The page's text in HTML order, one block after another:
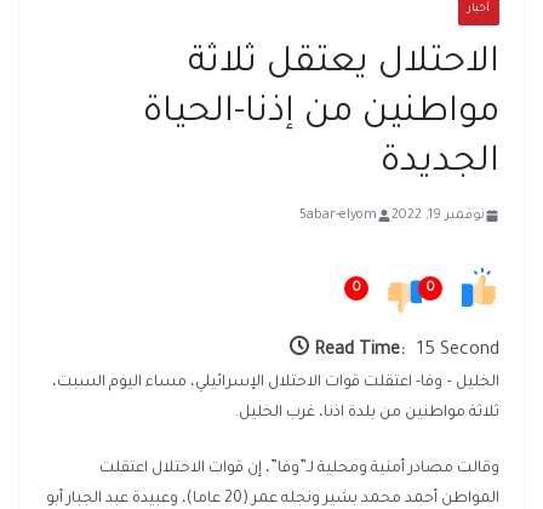
أخبار
الاحتلال يعتقل ثلاثة
مواطنين من إذنا-الحياة
الجديدة
نوفمبر 19, 2022 5abar-elyom
0
0
Read Time: 15 Second
الخليل – وفا- اعتقلت قوات الاحتلال الإسرائيلي، مساء اليوم السبت،
ثلاثة مواطنين من بلدة اذنا، غرب الخليل.
وقالت مصادر أمنية ومحلية لـ”وفا”، إن قوات الاحتلال اعتقلت
المواطن أحمد محمد بشير ونجله عمر (20 عاما)، وعبيدة عبد الجبار أبو